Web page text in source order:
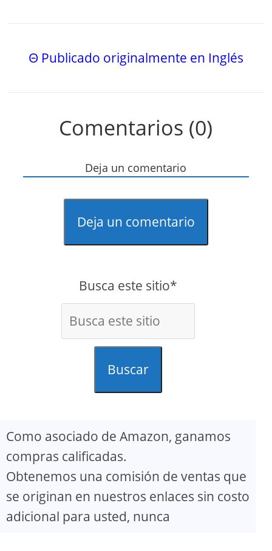
Θ Publicado originalmente en Inglés
Comentarios (0)
Deja un comentario
Deja un comentario
Busca este sitio*
Buscar
Como asociado de Amazon, ganamos
compras calificadas.
Obtenemos una comisión de ventas que
se originan en nuestros enlaces sin costo
adicional para usted, nunca